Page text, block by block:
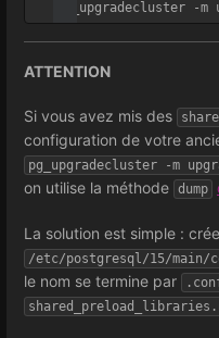
ATTENTION
Si vous avez mis des
configuration de votre
pg_upgradecluster -m
on utilise la méthode dump
La solution est simple :
/etc/postgresql/15/main/
le nom se termine par